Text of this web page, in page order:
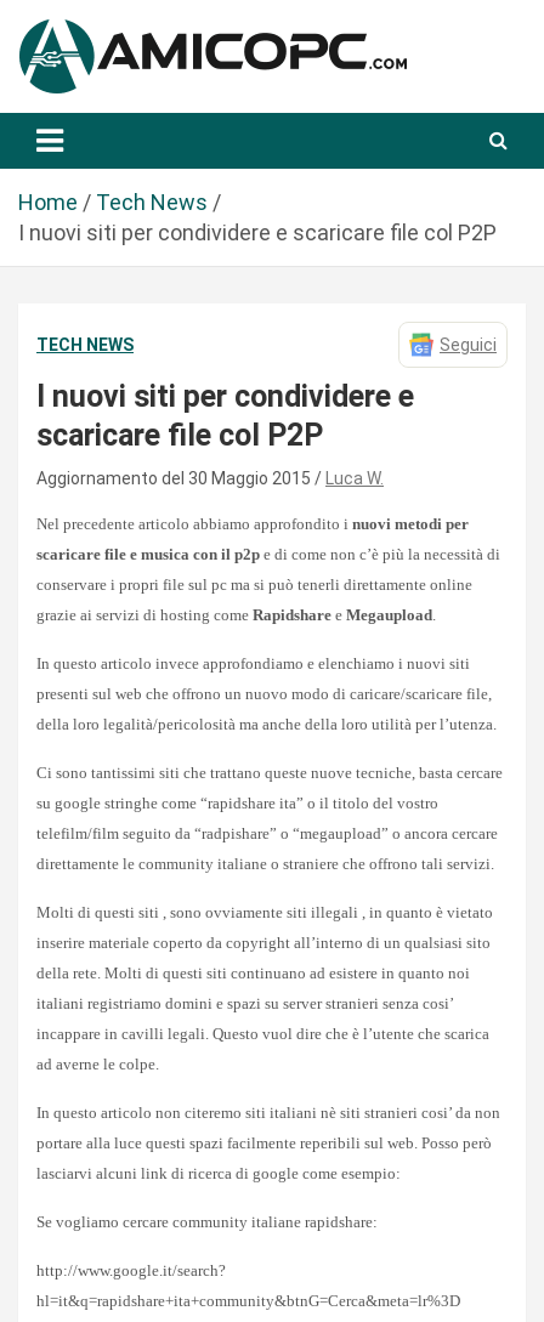
a
Amicopc.com
Home
Tech News
I nuovi siti per condividere e scaricare file col P2P
TECH NEWS Seguici
I nuovi siti per condividere e
scaricare file col P2P
Aggiornamento del 30 Maggio 2015 Luca W.
Nel precedente articolo abbiamo approfondito i nuovi metodi per
scaricare file e musica con il p2p e di come non c’è più la necessità di
conservare i propri file sul pc ma si può tenerli direttamente online
grazie ai servizi di hosting come Rapidshare e Megaupload.
In questo articolo invece approfondiamo e elenchiamo i nuovi siti
presenti sul web che offrono un nuovo modo di caricare/scaricare file,
della loro legalità/pericolosità ma anche della loro utilità per l’utenza.
Ci sono tantissimi siti che trattano queste nuove tecniche, basta cercare
su google stringhe come “rapidshare ita” o il titolo del vostro
telefilm/film seguito da “radpishare” o “megaupload” o ancora cercare
direttamente le community italiane o straniere che offrono tali servizi.
Molti di questi siti , sono ovviamente siti illegali , in quanto è vietato
inserire materiale coperto da copyright all’interno di un qualsiasi sito
della rete. Molti di questi siti continuano ad esistere in quanto noi
italiani registriamo domini e spazi su server stranieri senza cosi’
incappare in cavilli legali. Questo vuol dire che è l’utente che scarica
ad averne le colpe.
In questo articolo non citeremo siti italiani nè siti stranieri cosi’ da non
portare alla luce questi spazi facilmente reperibili sul web. Posso però
lasciarvi alcuni link di ricerca di google come esempio:
Se vogliamo cercare community italiane rapidshare:
http://www.google.it/search?
hl=it&q=rapidshare+ita+community&btnG=Cerca&meta=lr%3D